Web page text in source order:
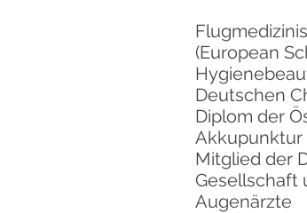
(European
Deutschen
Diplom der
Akkupunktur
Mitglied der
Gesellschaft
Augenärzte